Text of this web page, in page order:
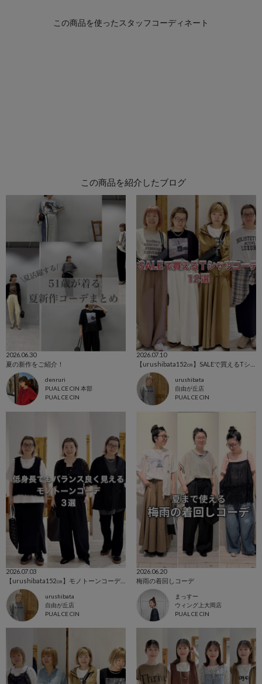
この商品を紹介したブログ
2026.06.30
夏の新作をご紹介！
denruri
PUAL CE CIN 本部
PUAL CE CIN
2026.07.10
urushibata
自由が丘店
PUAL CE CIN
2026.07.03
urushibata
自由が丘店
PUAL CE CIN
2026.06.20
梅雨の着回しコーデ
まっすー
ウィング上大岡店
PUAL CE CIN